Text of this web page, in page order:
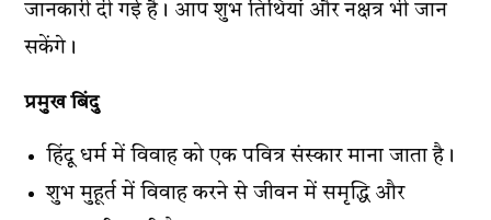
जानकारी दी गई है। आप शुभ तिथियां और नक्षत्र भी जान
सकेंगे।
प्रमुख बिंदु
हिंदू धर्म में विवाह को एक पवित्र संस्कार माना जाता है।
शुभ मुहूर्त में विवाह करने से जीवन में समृद्धि और